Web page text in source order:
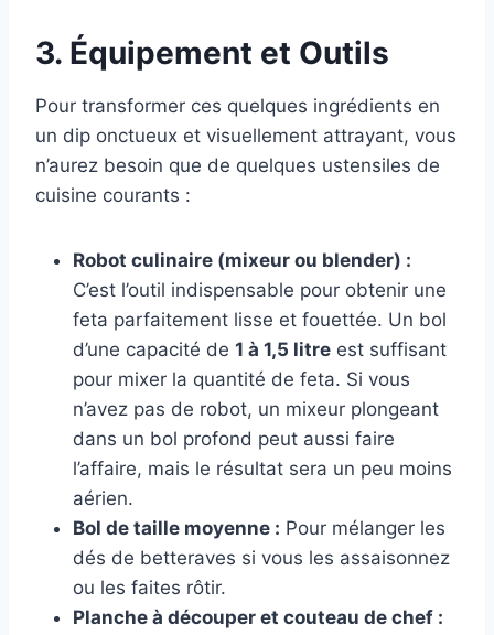
3. Équipement et Outils
Pour transformer ces quelques ingrédients en
un dip onctueux et visuellement attrayant, vous
n’aurez besoin que de quelques ustensiles de
cuisine courants :
Robot culinaire (mixeur ou blender) :
C’est l’outil indispensable pour obtenir une
feta parfaitement lisse et fouettée. Un bol
d’une capacité de 1 à 1,5 litre est suffisant
pour mixer la quantité de feta. Si vous
n’avez pas de robot, un mixeur plongeant
dans un bol profond peut aussi faire
l’affaire, mais le résultat sera un peu moins
aérien.
Bol de taille moyenne : Pour mélanger les
dés de betteraves si vous les assaisonnez
ou les faites rôtir.
Planche à découper et couteau de chef :